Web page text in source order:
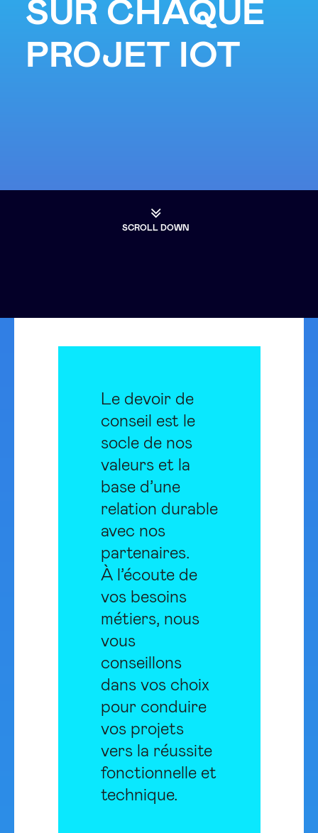
SUR CHAQUE
PROJET IOT
SCROLL DOWN
Le devoir de
conseil est le
socle de nos
valeurs et la
base d’une
relation durable
avec nos
partenaires.
Àl’écoute de
vos besoins
métiers, nous
vous
conseillons
dans vos choix
pour conduire
vos projets
vers la réussite
fonctionnelle et
technique.